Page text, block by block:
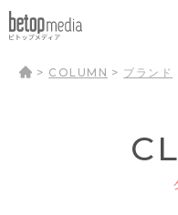
> COLUMN > ブランド